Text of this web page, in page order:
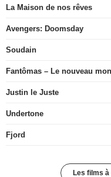
La Maison de nos rêves
Avengers: Doomsday
Soudain
Fantômas – Le nouveau
Justin le Juste
Undertone
Fjord
Les films